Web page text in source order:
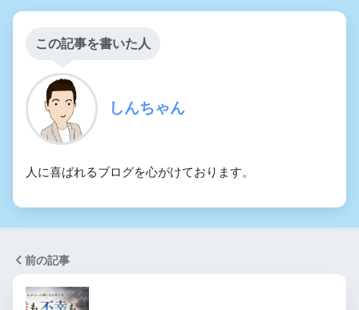
この記事を書いた人
しんちゃん
人に喜ばれるブログを心がけております。
前の記事